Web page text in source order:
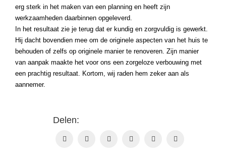
erg sterk in het maken van een planning en heeft zijn
werkzaamheden daarbinnen opgeleverd.
In het resultaat zie je terug dat er kundig en zorgvuldig is gewerkt.
Hij dacht bovendien mee om de originele aspecten van het huis te
behouden of zelfs op originele manier te renoveren. Zijn manier
van aanpak maakte het voor ons een zorgeloze verbouwing met
een prachtig resultaat. Kortom, wij raden hem zeker aan als
aannemer.
Delen: